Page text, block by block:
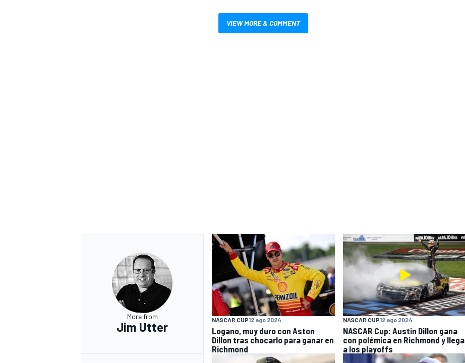
VIEW MORE & COMMENT
More from
Jim Utter
NASCAR CUP12 ago 2024
Logano, muy duro con Aston
Dillon tras chocarlo para ganar en
Richmond
NASCAR CUP12 ago 2024
NASCAR Cup: Austin Dillon gana
con polémica en Richmond y llega
a los playoffs